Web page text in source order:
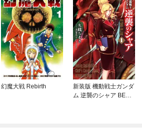
幻魔大戦 Rebirth
新装版 機動戦士ガンダ
ム 逆襲のシャア BEYO